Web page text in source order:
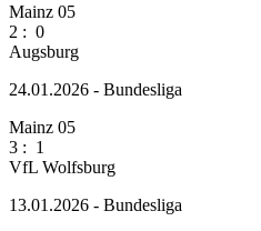
Mainz 05
2 : 0
Augsburg
24.01.2026 - Bundesliga
Mainz 05
3 : 1
VfL Wolfsburg
13.01.2026 - Bundesliga